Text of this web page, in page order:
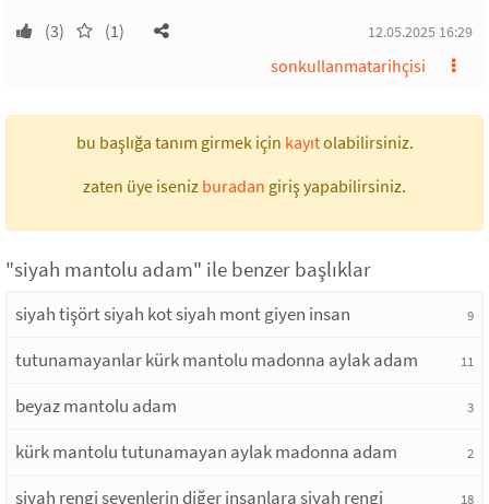
(3) (1) 12.05.2025 16:29
sonkullanmatarihçisi
bu başlığa tanım girmek için kayıtolabilirsiniz.
zaten üye iseniz buradan giriş yapabilirsiniz.
"siyah mantolu adam" ile benzer başlıklar
siyah tişört siyah kot siyah mont giyen insan 9
tutunamayanlar kürk mantolu madonna aylak adam 11
beyaz mantolu adam 3
kürk mantolu tutunamayan aylak madonna adam 2
siyah rengi sevenlerin diğer insanlara siyah rengi 18